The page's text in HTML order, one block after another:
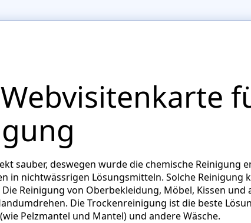
sauber, deswegen wurde die chemische Reinigung
in nichtwässrigen Lösungsmitteln. Solche Reinigung
Reinigung von Oberbekleidung, Möbel, Kissen und
Die Trockenreinigung ist die beste
Pelzmantel und Mantel) und andere Wäsche.